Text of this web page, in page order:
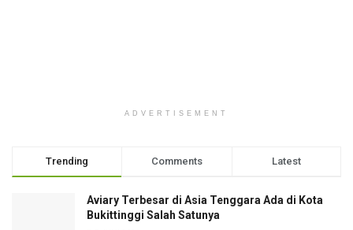
ADVERTISEMENT
Trending Comments Latest
Aviary Terbesar di Asia Tenggara Ada di Kota
Bukittinggi Salah Satunya